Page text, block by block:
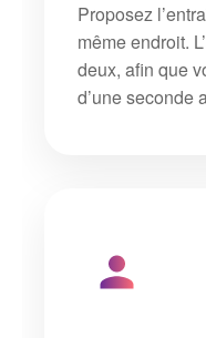
Proposez
même endroit.
deux, afin que
d’une seconde